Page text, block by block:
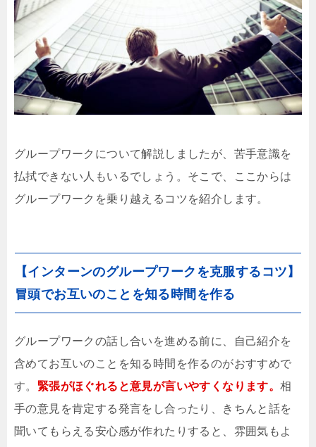
グループワークについて解説しましたが、苦手意識を
払拭できない人もいるでしょう。そこで、ここからは
グループワークを乗り越えるコツを紹介します。
【インターンのグループワークを克服するコツ】
冒頭でお互いのことを知る時間を作る
グループワークの話し合いを進める前に、自己紹介を
含めてお互いのことを知る時間を作るのがおすすめで
す。 緊張がほぐれると意見が言いやすくなります。相
手の意見を肯定する発言をし合ったり、きちんと話を
聞いてもらえる安心感が作れたりすると、雰囲気もよ